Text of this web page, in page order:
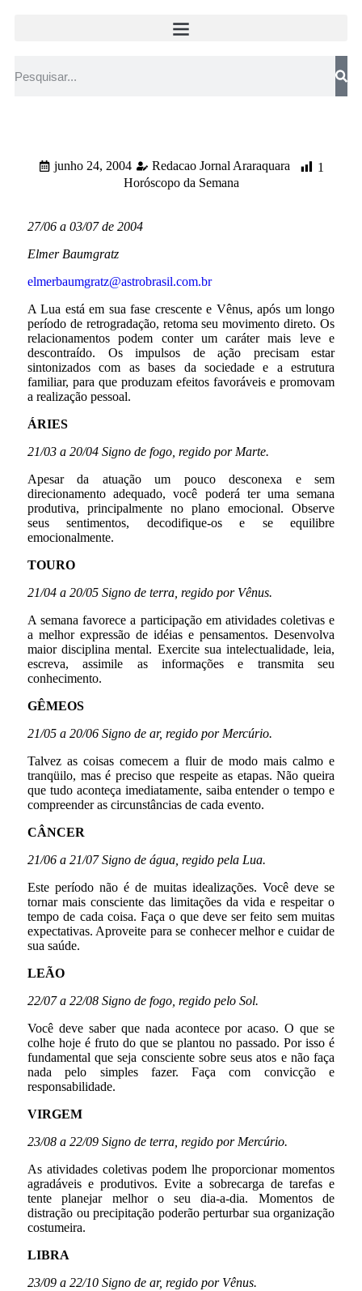
junho 24, 2004 Redacao Jornal Araraquara
1
Horóscopo da Semana
27/06 a 03/07 de 2004
Elmer Baumgratz
elmerbaumgratz@astrobrasil.com.br
A Lua está em sua fase crescente e Vênus, após um longo
período de retrogradação, retoma seu movimento direto. Os
relacionamentos podem conter um caráter mais leve e
descontraído. Os impulsos de ação precisam estar
sintonizados com as bases da sociedade e a estrutura
familiar, para que produzam efeitos favoráveis e promovam
a realização pessoal.
ÁRIES
21/03 a 20/04 Signo de fogo, regido por Marte.
Apesar da atuação um pouco desconexa e sem
direcionamento adequado, você poderá ter uma semana
produtiva, principalmente no plano emocional. Observe
seus sentimentos, decodifique-os e se equilibre
emocionalmente.
TOURO
21/04 a 20/05 Signo de terra, regido por Vênus.
A semana favorece a participação em atividades coletivas e
a melhor expressão de idéias e pensamentos. Desenvolva
maior disciplina mental. Exercite sua intelectualidade, leia,
escreva, assimile as informações e transmita seu
conhecimento.
GÊMEOS
21/05 a 20/06 Signo de ar, regido por Mercúrio.
Talvez as coisas comecem a fluir de modo mais calmo e
tranqüilo, mas é preciso que respeite as etapas. Não queira
que tudo aconteça imediatamente, saiba entender o tempo e
compreender as circunstâncias de cada evento.
CÂNCER
21/06 a 21/07 Signo de água, regido pela Lua.
Este período não é de muitas idealizações. Você deve se
tornar mais consciente das limitações da vida e respeitar o
tempo de cada coisa. Faça o que deve ser feito sem muitas
expectativas. Aproveite para se conhecer melhor e cuidar de
sua saúde.
LEÃO
22/07 a 22/08 Signo de fogo, regido pelo Sol.
Você deve saber que nada acontece por acaso. O que se
colhe hoje é fruto do que se plantou no passado. Por isso é
fundamental que seja consciente sobre seus atos e não faça
nada pelo simples fazer. Faça com convicção e
responsabilidade.
VIRGEM
23/08 a 22/09 Signo de terra, regido por Mercúrio.
As atividades coletivas podem lhe proporcionar momentos
agradáveis e produtivos. Evite a sobrecarga de tarefas e
tente planejar melhor o seu dia-a-dia. Momentos de
distração ou precipitação poderão perturbar sua organização
costumeira.
LIBRA
23/09 a 22/10 Signo de ar, regido por Vênus.